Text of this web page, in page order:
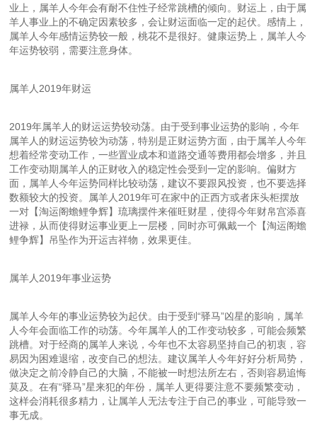
业上，属羊人今年会有耐不住性子经常跳槽的倾向。财运上，由于属
羊人事业上的不确定因素较多，会让财运面临一定的起伏。感情上，
属羊人今年感情运势较一般，桃花不是很好。健康运势上，属羊人今
年运势较弱，需要注意身体。
属羊人2019年财运
2019年属羊人的财运运势较动荡。由于受到事业运势的影响，今年
属羊人的财运运势较为动荡，特别是正财运势方面，由于属羊人今年
想着经常变动工作，一些置业成本和道路交通等费用都会增多，并且
工作变动期属羊人的正财收入的稳定性会受到一定的影响。偏财方
面，属羊人今年运势同样比较动荡，建议不要跟风投资，也不要选择
数额较大的投资。属羊人2019年可在家中的正西方或者床头柜摆放
一对【淘运阁蟾鲤争辉】琉璃摆件来催旺财星，使得今年财帛宫添喜
进禄，从而使得财运事业更上一层楼，同时亦可佩戴一个【淘运阁蟾
鲤争辉】吊坠作为开运吉祥物，效果更佳。
属羊人2019年事业运势
属羊人今年的事业运势较为起伏。由于受到“驿马”凶星的影响，属羊
人今年会面临工作的动荡。今年属羊人的工作变动较多，可能会频繁
跳槽。对于经商的属羊人来说，今年也不太容易坚持自己的初衷，容
易因为困难退缩，改变自己的想法。建议属羊人今年好好分析局势，
做决定之前冷静自己的大脑，不能被一时想法所左右，否则容易追悔
莫及。在有“驿马”星来犯的年份，属羊人更得要注意不要频繁变动，
这样会消耗很多精力，让属羊人无法专注于自己的事业，可能导致一
事无成。